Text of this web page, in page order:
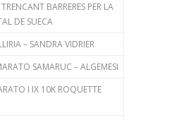
BARRERES PER LA
DE SUECA
– SANDRA VIDRIER
SAMARUC – ALGEMESI
I IX 10K ROQUETTE